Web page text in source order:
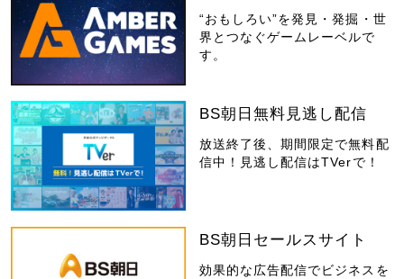
“おもしろい”を発見・発掘・世
界とつなぐゲームレーベルで
す。
BS朝日無料見逃し配信
放送終了後、期間限定で無料配
信中！見逃し配信はTVerで！
BS朝日セールスサイト
効果的な広告配信でビジネスを